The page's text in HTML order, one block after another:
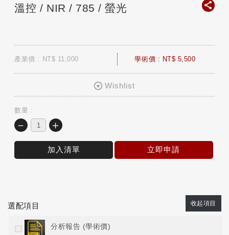
溫控 / NIR / 785 / 螢光
產業價 : NT$ 11,000 學術價 : NT$ 5,500
Wishlist
數量 :
－ ＋
加入清單 立即申請
選配項目 收起項目
分析報告 (學術價)